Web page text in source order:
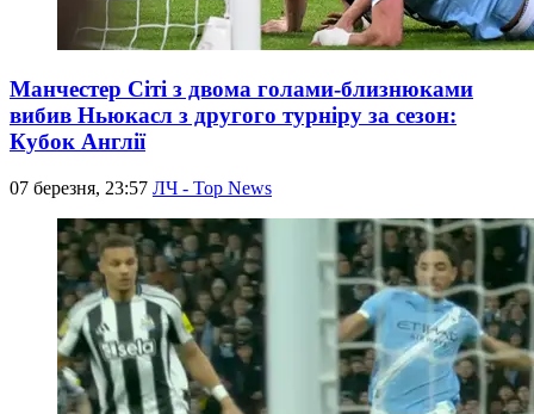
Манчестер Сіті з двома голами-близнюками
вибив Ньюкасл з другого турніру за сезон:
Кубок Англії
07 березня, 23:57 ЛЧ - Top News